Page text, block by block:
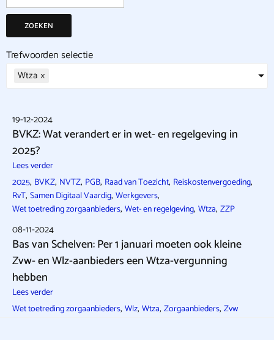
ZOEKEN
Trefwoorden selectie
Wtza ×
19-12-2024
BVKZ: Wat verandert er in wet- en regelgeving in
2025?
Lees verder
2025, BVKZ, NVTZ, PGB, Raad van Toezicht, Reiskostenvergoeding,
RvT, Samen Digitaal Vaardig, Werkgevers,
Wet toetreding zorgaanbieders, Wet- en regelgeving, Wtza, ZZP
08-11-2024
Bas van Schelven: Per 1 januari moeten ook kleine
Zvw- en Wlz-aanbieders een Wtza-vergunning
hebben
Lees verder
Wet toetreding zorgaanbieders, Wlz, Wtza, Zorgaanbieders, Zvw